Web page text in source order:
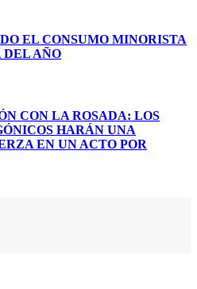
EL CONSUMO MINORISTA
DEL AÑO
CON LA ROSADA: LOS
HARÁN UNA
EN UN ACTO POR